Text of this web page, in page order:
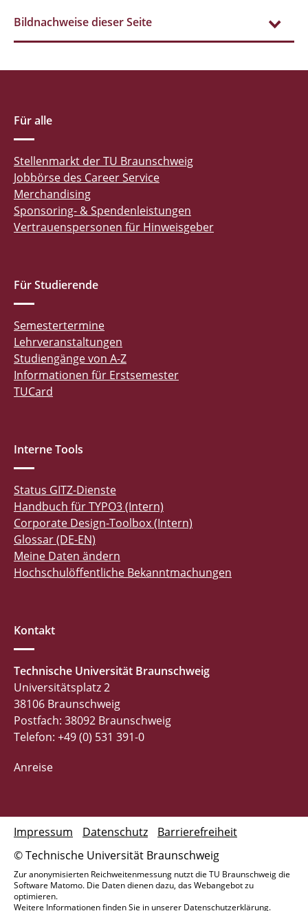
Bildnachweise dieser Seite
Für alle
Stellenmarkt der TU Braunschweig
Jobbörse des Career Service
Merchandising
Sponsoring- & Spendenleistungen
Vertrauenspersonen für Hinweisgeber
Für Studierende
Semestertermine
Lehrveranstaltungen
Studiengänge von A-Z
Informationen für Erstsemester
TUCard
Interne Tools
Status GITZ-Dienste
Handbuch für TYPO3 (Intern)
Corporate Design-Toolbox (Intern)
Glossar (DE-EN)
Meine Daten ändern
Hochschulöffentliche Bekanntmachungen
Kontakt
Technische Universität Braunschweig
Universitätsplatz 2
38106 Braunschweig
Postfach: 38092 Braunschweig
Telefon: +49 (0) 531 391-0
Anreise
© Technische Universität Braunschweig
Impressum Datenschutz Barrierefreiheit
Zur anonymisierten Reichweitenmessung nutzt die TU Braunschweig die
Software Matomo. Die Daten dienen dazu, das Webangebot zu
optimieren.
Weitere Informationen finden Sie in unserer Datenschutzerklärung.